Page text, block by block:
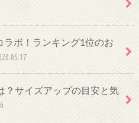
ラボ！ランキング1位のお
？サイズアップの目安と気